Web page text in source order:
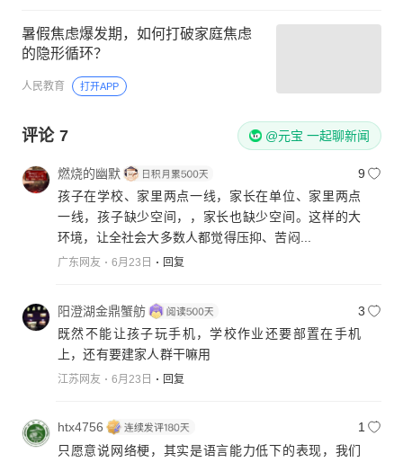
暑假焦虑爆发期，如何打破家庭焦虑
的隐形循环？
人民教育 打开APP
评论 7 @元宝 一起聊新闻
燃烧的幽默
9
孩子在学校、家里两点一线，家长在单位、家里两点
一线，孩子缺少空间，，家长也缺少空间。这样的大
环境，让全社会大多数人都觉得压抑、苦闷...
广东网友 6月23日 回复
阳澄湖金鼎蟹舫
3
既然不能让孩子玩手机，学校作业还要部置在手机
上，还有要建家人群干嘛用
江苏网友 6月23日 回复
htx4756
1
只愿意说网络梗，其实是语言能力低下的表现，我们